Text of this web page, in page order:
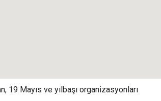
19 Mayıs ve yılbaşı organizasyonları